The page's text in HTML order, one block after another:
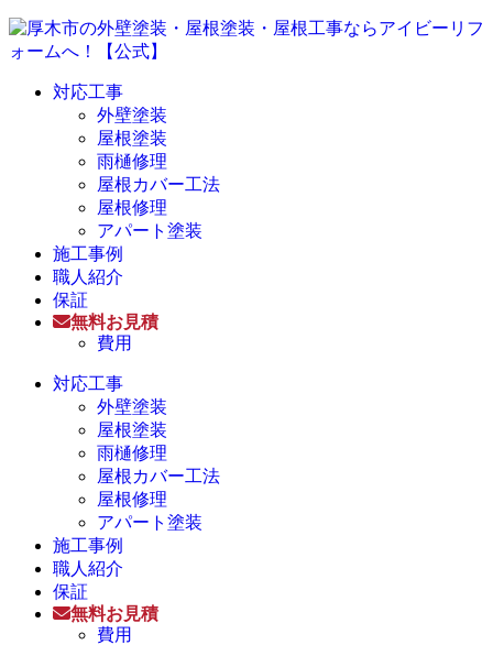
対応工事
外壁塗装
屋根塗装
雨樋修理
屋根カバー工法
屋根修理
アパート塗装
施工事例
職人紹介
保証
無料お見積
費用
対応工事
外壁塗装
屋根塗装
雨樋修理
屋根カバー工法
屋根修理
アパート塗装
施工事例
職人紹介
保証
無料お見積
費用